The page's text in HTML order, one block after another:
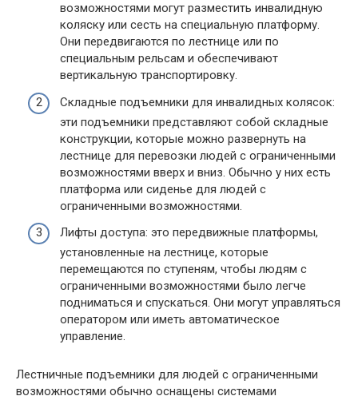
возможностями могут разместить инвалидную
коляску или сесть на специальную платформу.
Они передвигаются по лестнице или по
специальным рельсам и обеспечивают
вертикальную транспортировку.
Складные подъемники для инвалидных колясок:
эти подъемники представляют собой складные
конструкции, которые можно развернуть на
лестнице для перевозки людей с ограниченными
возможностями вверх и вниз. Обычно у них есть
платформа или сиденье для людей с
ограниченными возможностями.
Лифты доступа: это передвижные платформы,
установленные на лестнице, которые
перемещаются по ступеням, чтобы людям с
ограниченными возможностями было легче
подниматься и спускаться. Они могут управляться
оператором или иметь автоматическое
управление.
Лестничные подъемники для людей с ограниченными
возможностями обычно оснащены системами